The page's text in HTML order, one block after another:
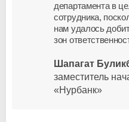
департамента в
сотрудника,
нам удалось
зон
Шапагат
заместитель
«Нурбанк»